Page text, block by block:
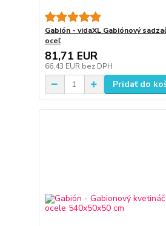
Gabión - vidaXL Gabiónový
oceľ
81,71 EUR
66,43 EUR bez DPH
Pridať do